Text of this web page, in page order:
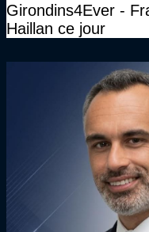
Girondins4Ever -
Haillan ce jour